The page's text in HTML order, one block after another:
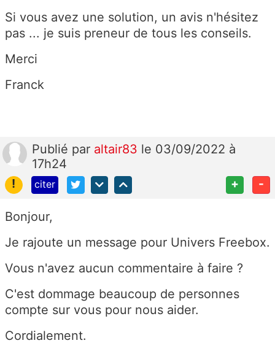
Si vous avez une solution, un avis n'hésitez
pas ... je suis preneur de tous les conseils.
Merci
Franck
Publié par altair83 le 03/09/2022 à
17h24
!
citer + -
Bonjour,
Je rajoute un message pour Univers Freebox.
Vous n'avez aucun commentaire à faire ?
C'est dommage beaucoup de personnes
compte sur vous pour nous aider.
Cordialement.